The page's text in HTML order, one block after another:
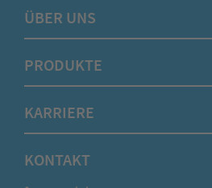
ÜBER UNS
PRODUKTE
KARRIERE
KONTAKT